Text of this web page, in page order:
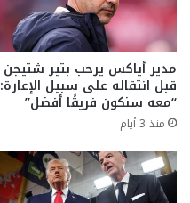
مدير أياكس يرحب بتير شتيجن
قبل انتقاله على سبيل الإعارة:
“معه سنكون فريقًا أفضل”
منذ 3 أيام